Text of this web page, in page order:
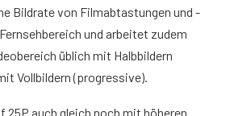
Bildrate von Filmabtastungen und -
und arbeitet zudem
üblich mit Halbbildern
Vollbildern (progressive).
25P auch gleich noch mit höheren